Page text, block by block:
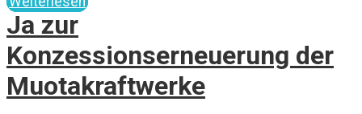
Ja zur
Konzessionserneuerung der
Muotakraftwerke